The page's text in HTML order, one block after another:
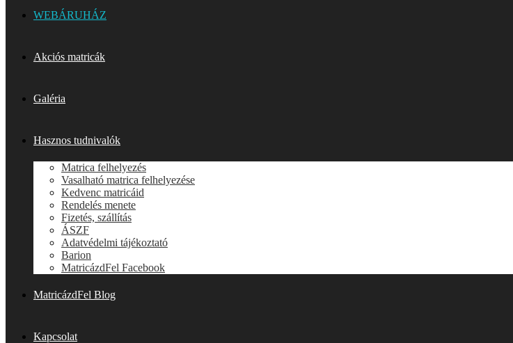
WEBÁRUHÁZ
Akciós matricák
Galéria
Hasznos tudnivalók
Matrica felhelyezés
Vasalható matrica felhelyezése
Kedvenc matricáid
Rendelés menete
Fizetés, szállítás
ÁSZF
Adatvédelmi tájékoztató
Barion
MatricázdFel Facebook
MatricázdFel Blog
Kapcsolat